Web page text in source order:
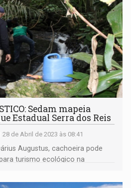
Sedam mapeia
Estadual Serra dos Reis
28 de Abril de 2023 às 08:41
Augustus, cachoeira pode
turismo ecológico na